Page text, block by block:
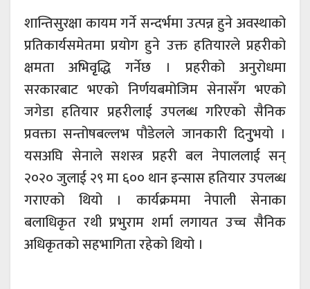
शान्तिसुरक्षा कायम गर्ने सन्दर्भमा उत्पन्न हुने अवस्थाको
प्रतिकार्यसमेतमा प्रयोग हुने उक्त हतियारले प्रहरीको
क्षमता अभिवृृद्धि गर्नेछ । प्रहरीको अनुरोधमा
सरकारबाट भएको निर्णयबमोजिम सेनासँग भएको
जगेडा हतियार प्रहरीलाई उपलब्ध गरिएको सैनिक
प्रवक्ता सन्तोषबल्लभ पौडेलले जानकारी दिनुुभयो ।
यसअघि सेनाले सशस्त्र प्रहरी बल नेपाललाई सन्
२०२० जुलाई २९ मा ६०० थान इन्सास हतियार उपलब्ध
गराएको थियो । कार्यक्रममा नेपाली सेनाका
बलाधिकृत रथी प्रभुराम शर्मा लगायत उच्च सैनिक
अधिकृतको सहभागिता रहेको थियो ।